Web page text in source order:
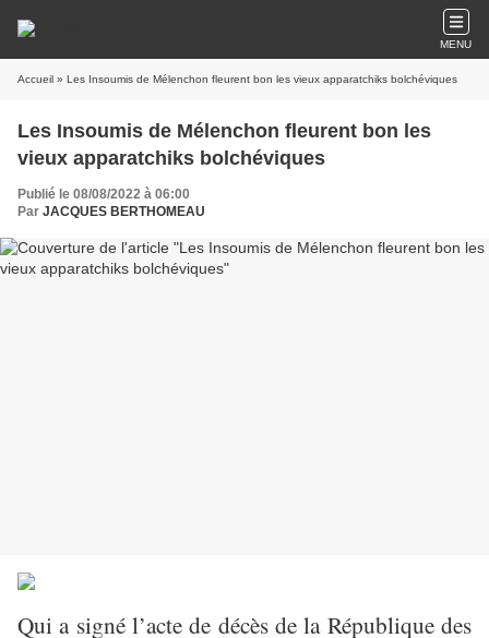
MENU
Accueil » Les Insoumis de Mélenchon fleurent bon les vieux apparatchiks bolchéviques
Les Insoumis de Mélenchon fleurent bon les
vieux apparatchiks bolchéviques
Publié le 08/08/2022 à 06:00
Par JACQUES BERTHOMEAU
Qui a signé l’acte de décès de la République des